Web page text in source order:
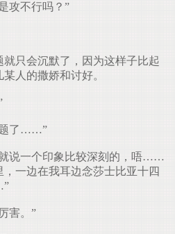
攻不行吗？”
只会沉默了，因为这样子比起
人的撒娇和讨好。
了……”
说一个印象比较深刻的，唔……
一边在我耳边念莎士比亚十四
害。”